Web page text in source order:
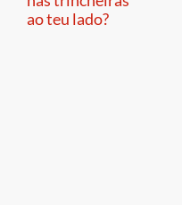
ao teu lado?